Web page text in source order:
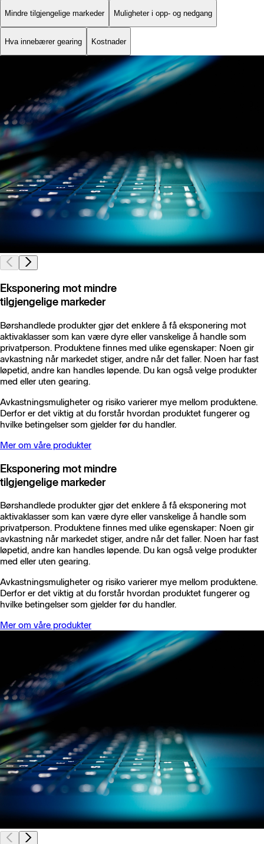
Mindre tilgjengelige markeder Muligheter i opp- og nedgang
Hva innebærer gearing Kostnader
Eksponering mot mindre
tilgjengelige markeder
Børshandlede produkter gjør det enklere å få eksponering mot
aktivaklasser som kan være dyre eller vanskelige å handle som
privatperson. Produktene finnes med ulike egenskaper: Noen gir
avkastning når markedet stiger, andre når det faller. Noen har fast
løpetid, andre kan handles løpende. Du kan også velge produkter
med eller uten gearing.
Avkastningsmuligheter og risiko varierer mye mellom produktene.
Derfor er det viktig at du forstår hvordan produktet fungerer og
hvilke betingelser som gjelder før du handler.
Mer om våre produkter
Eksponering mot mindre
tilgjengelige markeder
Børshandlede produkter gjør det enklere å få eksponering mot
aktivaklasser som kan være dyre eller vanskelige å handle som
privatperson. Produktene finnes med ulike egenskaper: Noen gir
avkastning når markedet stiger, andre når det faller. Noen har fast
løpetid, andre kan handles løpende. Du kan også velge produkter
med eller uten gearing.
Avkastningsmuligheter og risiko varierer mye mellom produktene.
Derfor er det viktig at du forstår hvordan produktet fungerer og
hvilke betingelser som gjelder før du handler.
Mer om våre produkter